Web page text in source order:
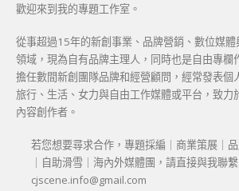
歡迎來到我的專題工作室。
從事超過15年的新創事業、品牌營銷、數位媒
領域，現為自有品牌主理人，同時也是自由專欄
擔任數間新創團隊品牌和經營顧問，經常發表個
旅行、生活、女力與自由工作媒體或平台，致力
內容創作者。
若您想要尋求合作，專題採編｜商業策展｜
｜自助滑雪｜海內外媒體團，請直接與我聯繫
cjscene.info@gmail.com